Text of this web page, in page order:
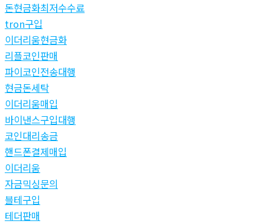
돈현금화최저수수료
tron구입
이더리움현금화
리플코인판매
파이코인전송대행
현금돈세탁
이더리움매입
바이낸스구입대행
코인대리송금
핸드폰결제매입
이더리움
자금믹싱문의
블테구입
테더판매